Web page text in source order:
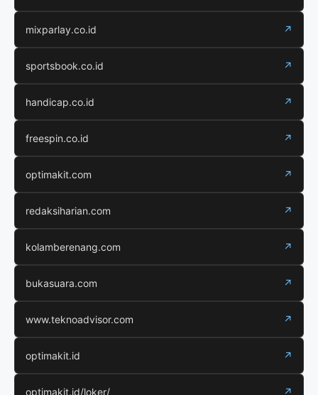
mixparlay.co.id ↗
sportsbook.co.id ↗
handicap.co.id ↗
freespin.co.id ↗
optimakit.com ↗
redaksiharian.com ↗
kolamberenang.com ↗
bukasuara.com ↗
www.teknoadvisor.com ↗
optimakit.id ↗
optimakit.id/loker/ ↗